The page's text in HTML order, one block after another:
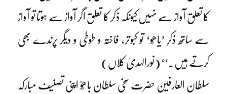
کا تعلق آواز سے نہیں کیونکہ ذکر کا تعلق اگر آواز سے ہوتا تو آواز
سے ساتھ ذکرِ ’یاھُو‘ تو کبوتر، فاختہ و طوطی و دیگر پرندے بھی
کرتے ہیں۔‘‘ (نورالہدیٰ کلاں)
سلطان العارفین حضرت سخی سلطان باھُوؒ اپنی تصنیف مبارکہ